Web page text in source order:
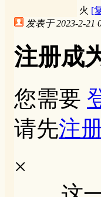
火 [
发表于 2023-2-21
注册成
您需要
请先注
×